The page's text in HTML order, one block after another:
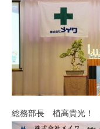
総務部長 植高貴光！